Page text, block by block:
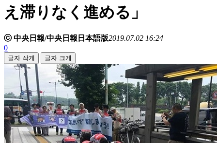
え滞りなく進める」
ⓒ 中央日報/中央日報日本語版2019.07.02 16:24
0
글자 작게 글자 크게